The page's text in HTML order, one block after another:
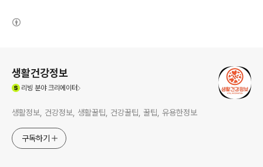
생활건강정보
리빙 분야 크리에이터
생활정보, 건강정보, 생활꿀팁, 건강꿀팁, 꿀팁, 유용한정보
구독하기